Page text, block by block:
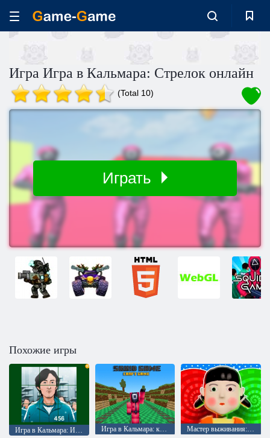
Игра Игра в Кальмара: Стрелок онлайн
(Total 10)
Играть
Похожие игры
Игра в Кальмара: Игрок 456 Игра в Кальмара: крафт бег Мастер выживания: испытание 456